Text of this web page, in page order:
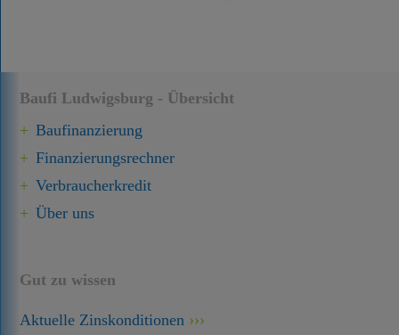
Baufi Ludwigsburg - Übersicht
Baufinanzierung
Finanzierungsrechner
Verbraucherkredit
Über uns
Gut zu wissen
Aktuelle Zinskonditionen